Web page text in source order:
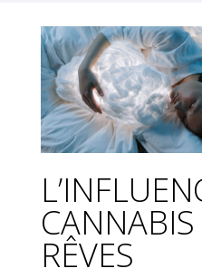
RÊVES